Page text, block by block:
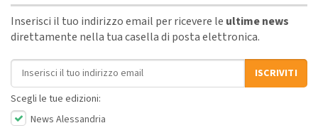
Inserisci il tuo indirizzo email per ricevere le ultime news
direttamente nella tua casella di posta elettronica.
Indirizzo email
ISCRIVITI
Scegli le tue edizioni:
News Alessandria